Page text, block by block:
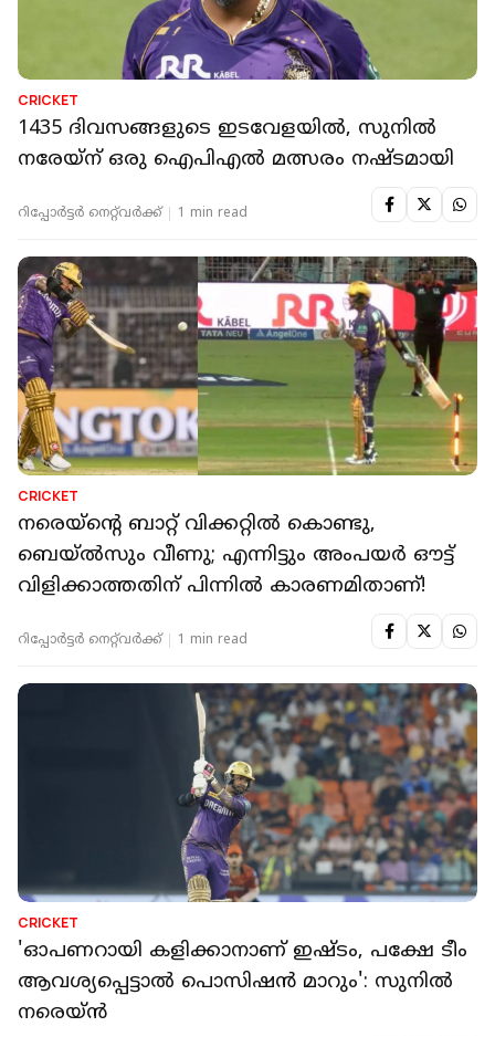
CRICKET
1435 ദിവസങ്ങളുടെ ഇടവേളയിൽ, സുനിൽ
നരേയ്ന് ഒരു ഐപിഎൽ മത്സരം നഷ്ടമായി
റിപ്പോർട്ടർ നെറ്റ്‌വര്‍ക്ക്‌ 1 min read
CRICKET
നരെയ്‌ന്റെ ബാറ്റ് വിക്കറ്റിൽ കൊണ്ടു,
ബെയ്ൽസും വീണു; എന്നിട്ടും അംപയർ ഔട്ട്
വിളിക്കാത്തതിന് പിന്നിൽ കാരണമിതാണ്!
റിപ്പോർട്ടർ നെറ്റ്‌വര്‍ക്ക്‌ 1 min read
CRICKET
'ഓപണറായി കളിക്കാനാണ് ഇഷ്ടം, പക്ഷേ ടീം
ആവശ്യപ്പെട്ടാൽ പൊസിഷൻ മാറും': സുനിൽ
നരെയ്ൻ